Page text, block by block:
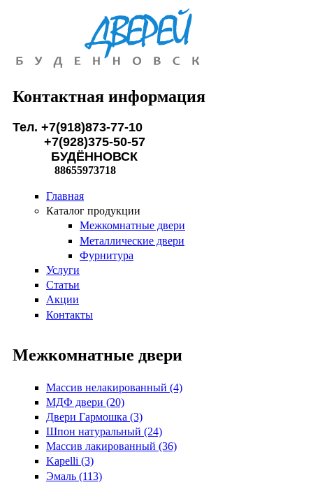
Перейти к основному содержанию
Контактная информация
Тел. +7(918)873-77-10
+7(928)375-50-57
БУДЁННОВСК
88655973718
Главная
Каталог продукции
Межкомнатные двери
Металлические двери
Фурнитура
Услуги
Статьи
Акции
Контакты
Межкомнатные двери
Массив нелакированный (4)
МДФ двери (20)
Двери Гармошка (3)
Шпон натуральный (24)
Массив лакированный (36)
Kapelli (3)
Эмаль (113)